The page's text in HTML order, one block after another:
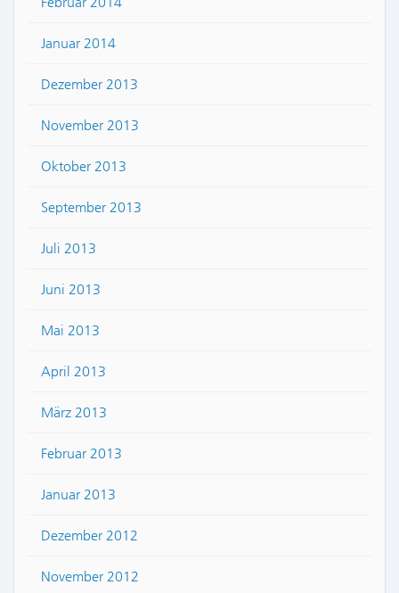
Januar 2014
Dezember 2013
November 2013
Oktober 2013
September 2013
Juli 2013
Juni 2013
Mai 2013
April 2013
März 2013
Februar 2013
Januar 2013
Dezember 2012
November 2012